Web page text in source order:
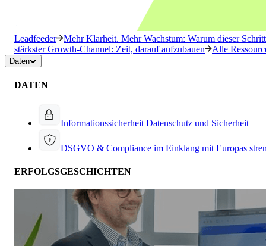
Leadfeeder
Mehr Klarheit. Mehr Wachstum: Warum dieser
stärkster Growth-Channel: Zeit, darauf aufzubauen
Alle
Daten
DATEN
Informationssicherheit Datenschutz und Sicherheit
DSGVO & Compliance im Einklang mit Europas
ERFOLGSGESCHICHTEN